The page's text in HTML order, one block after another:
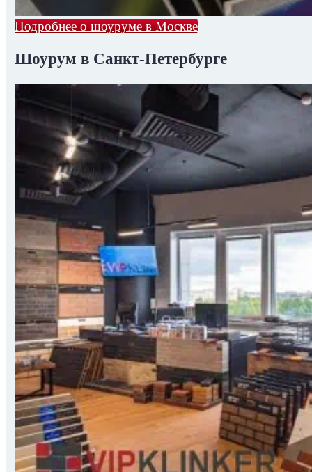
Подробнее о шоуруме в Москве
Шоурум в Санкт-Петербурге